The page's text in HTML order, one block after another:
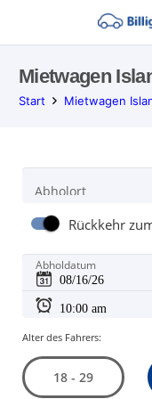
Mietwagen
Start Mietwagen
Abholort
Rückkehr
Abholdatum
Alter des Fahrers:
18 - 29